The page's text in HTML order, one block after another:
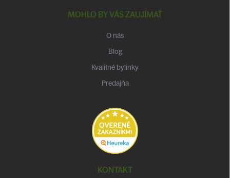
MOHLO BY VÁS ZAUJÍMAŤ
O nás
Blog
Kvalitné bylinky
Predajňa
KONTAKT